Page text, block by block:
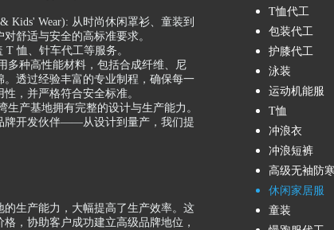
Kids' Wear): 从时尚休闲罩衫、童装到
舒适与安全的高标准要求。
T 恤、针车代工等服务。
多种高性能材料，包括合成纤维、尼
透过经验丰富的专业制程，确保每一
，并严格符合安全标准。
产基地拥有完整的设计与生产能力。
牌开发伙伴——从设计到量产，我们提
生产能力，大幅提高了生产效率。这
，协助客户成功建立高级品牌地位，
T恤代工
包装代工
护膝代工
泳装
运动机能服
T恤
冲浪衣
冲浪短裤
高级无袖防
休闲家居服
童装